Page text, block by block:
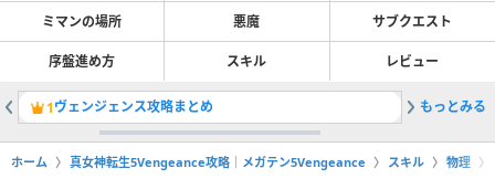
ミマンの場所 悪魔 サブクエスト
序盤進め方 スキル レビュー
1ヴェンジェンス攻略まとめ 2選択肢
もっとみる
ホーム 真女神転生5Vengeance攻略｜メガテン5Vengeance スキル 物理